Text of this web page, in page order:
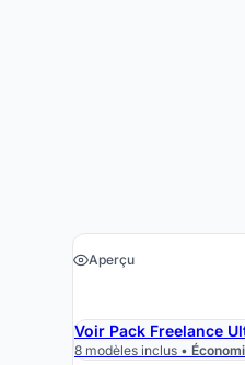
Aperçu
Voir Pack Freelance
8 modèles inclus •